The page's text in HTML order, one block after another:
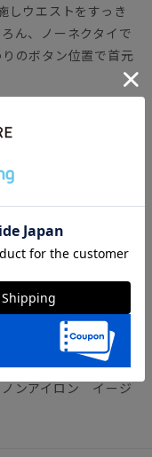
しウエストをすっき
ん、ノーネクタイで
のボタン位置で首元
つつ、ポリエステル
アイロン掛けが不
ャツです。
おしゃれ＆失敗しな
ンアイロン イージ